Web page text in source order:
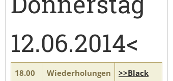
12.06.2014<
18.00
Wiederholungen
>>Black